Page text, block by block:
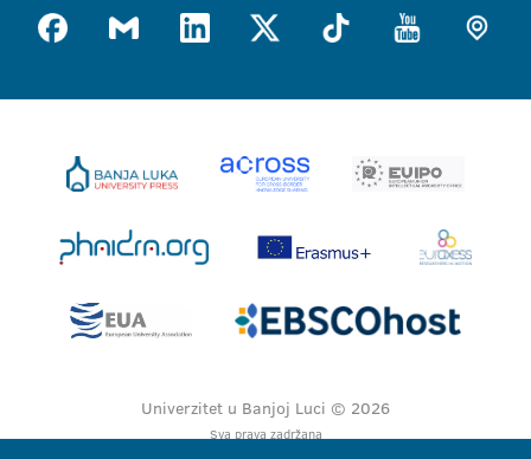
Univerzitet u Banjoj Luci © 2026
Sva prava zadržana